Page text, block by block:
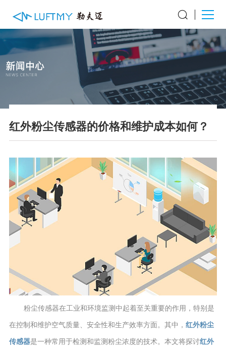
红外粉尘传感器的价格和维护成本如何？
粉尘传感器在工业和环境监测中起着至关重要的作用，特别是
在控制和维护空气质量、安全性和生产效率方面。其中， 红外粉尘
传感器是一种常用于检测和监测粉尘浓度的技术。本文将探讨红外